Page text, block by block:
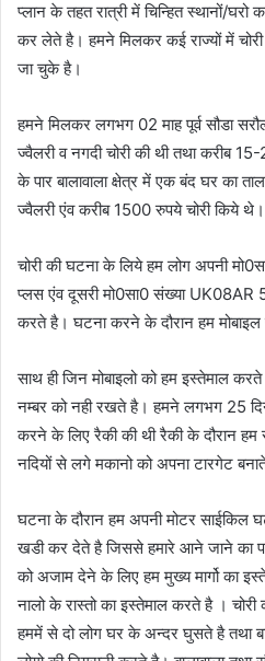
प्लान के तहत रात्री में चिन्हित स्थानों/घरो
कर लेते है। हमने मिलकर कई राज्यों में
जा चुके है।
हमने मिलकर लगभग 02 माह पूर्व सौडा
ज्वैलरी व नगदी चोरी की थी तथा करीब 15-
के पार बालावाला क्षेत्र में एक बंद घर का
ज्वैलरी एंव करीब 1500 रुपये चोरी किये थे।
चोरी की घटना के लिये हम लोग अपनी
प्लस एंव दूसरी मो0सा0 संख्या UK08AR
करते है। घटना करने के दौरान हम मोबाइल
साथ ही जिन मोबाइलो को हम इस्तेमाल
नम्बर को नही रखते है। हमने लगभग 25 दिन
करने के लिए रैकी की थी रैकी के दौरान हम
नदियों से लगे मकानो को अपना टारगेट
घटना के दौरान हम अपनी मोटर साईकिल
खडी कर देते है जिससे हमारे आने जाने का
को अजाम देने के लिए हम मुख्य मार्गो का
नालो के रास्तो का इस्तेमाल करते है ।
हममें से दो लोग घर के अन्दर घुसते है तथा